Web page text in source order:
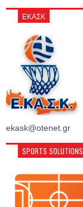
ΕΚΑΣΚ
ekask@otenet.gr
SPORTS SOLUTIONS